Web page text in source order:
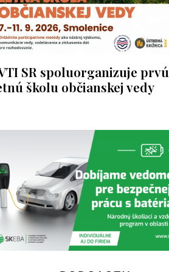
SR spoluorganizuje prvú
školu občianskej vedy